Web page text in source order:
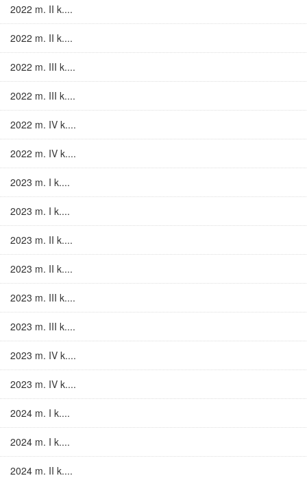
2022 m. II k....
2022 m. II k....
2022 m. III k....
2022 m. III k....
2022 m. IV k....
2022 m. IV k....
2023 m. I k....
2023 m. I k....
2023 m. II k....
2023 m. II k....
2023 m. III k....
2023 m. III k....
2023 m. IV k....
2023 m. IV k....
2024 m. I k....
2024 m. I k....
2024 m. II k....